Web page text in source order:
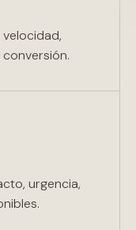
urgencia,